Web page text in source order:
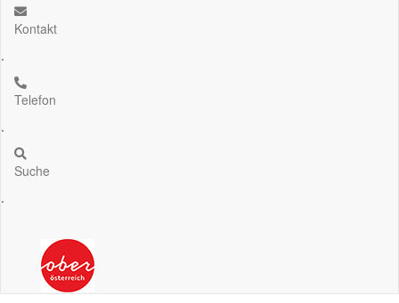
Kontakt
.
Telefon
.
Suche
.